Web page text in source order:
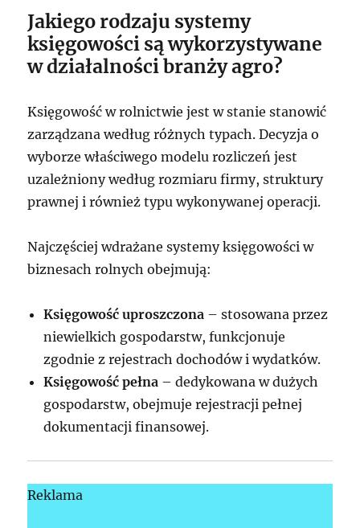
Jakiego rodzaju systemy
księgowości są wykorzystywane
w działalności branży agro?
Księgowość w rolnictwie jest w stanie stanowić
zarządzana według różnych typach. Decyzja o
wyborze właściwego modelu rozliczeń jest
uzależniony według rozmiaru firmy, struktury
prawnej i również typu wykonywanej operacji.
Najczęściej wdrażane systemy księgowości w
biznesach rolnych obejmują:
Księgowość uproszczona – stosowana przez
niewielkich gospodarstw, funkcjonuje
zgodnie z rejestrach dochodów i wydatków.
Księgowość pełna – dedykowana w dużych
gospodarstw, obejmuje rejestracji pełnej
dokumentacji finansowej.
Reklama